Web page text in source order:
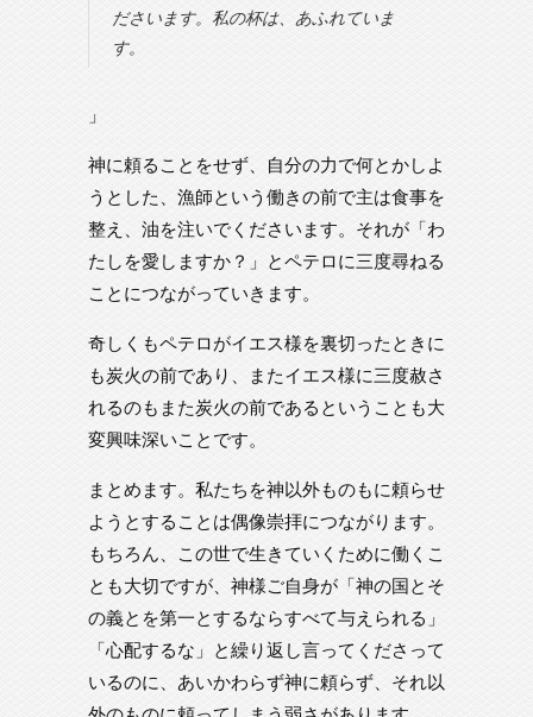
ださいます。私の杯は、あふれていま
す。
」
神に頼ることをせず、自分の力で何とかしよ
うとした、漁師という働きの前で主は食事を
整え、油を注いでくださいます。それが「わ
たしを愛しますか？」とペテロに三度尋ねる
ことにつながっていきます。
奇しくもペテロがイエス様を裏切ったときに
も炭火の前であり、またイエス様に三度赦さ
れるのもまた炭火の前であるということも大
変興味深いことです。
まとめます。私たちを神以外ものもに頼らせ
ようとすることは偶像崇拝につながります。
もちろん、この世で生きていくために働くこ
とも大切ですが、神様ご自身が「神の国とそ
の義とを第一とするならすべて与えられる」
「心配するな」と繰り返し言ってくださって
いるのに、あいかわらず神に頼らず、それ以